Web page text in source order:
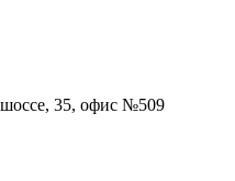
35, офис №509